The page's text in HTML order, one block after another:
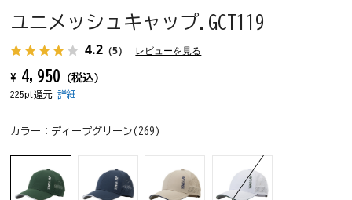
ユニメッシュキャップ.GCT119
4.2 （5） レビューを見る
¥ 4,950 (税込)
225pt還元詳細
カラー： ディープグリーン(269)